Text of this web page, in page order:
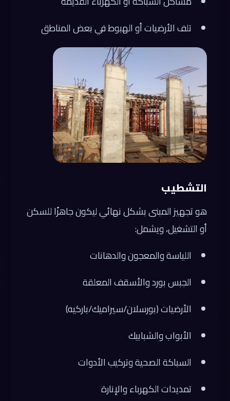
تلف الأرضيات أو الهبوط في بعض المناطق
التشطيب
هو تجهيز المبنى بشكل نهائي ليكون جاهزًا للسكن
أو التشغيل، ويشمل:
اللياسة والمعجون والدهانات
الجبس بورد والأسقف المعلقة
الأرضيات (بورسلان/سيراميك/باركيه)
الأبواب والشبابيك
السباكة الصحية وتركيب الأدوات
تمديدات الكهرباء والإنارة